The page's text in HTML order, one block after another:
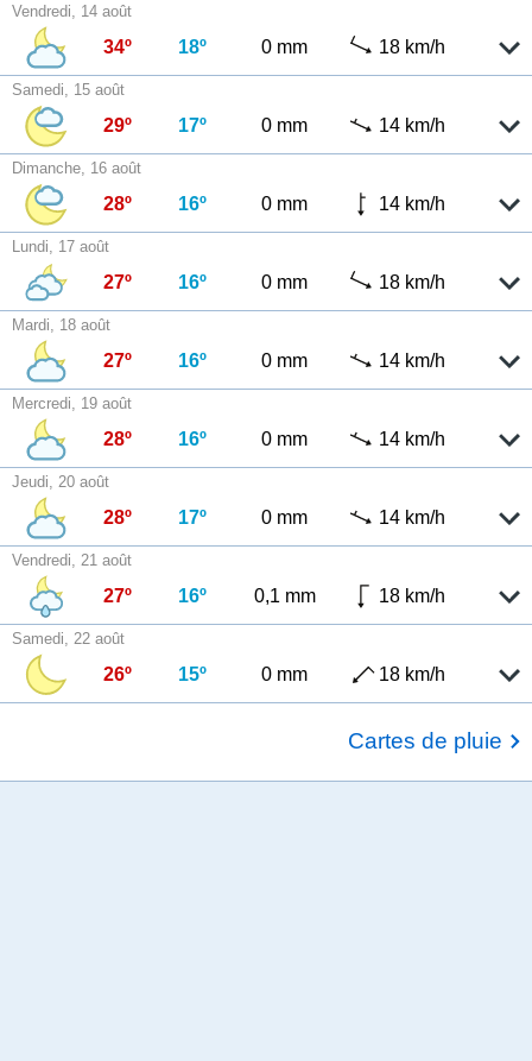
Vendredi, 14 août
34º 18º 0 mm 18 km/h
Samedi, 15 août
29º 17º 0 mm 14 km/h
Dimanche, 16 août
28º 16º 0 mm 14 km/h
Lundi, 17 août
27º 16º 0 mm 18 km/h
Mardi, 18 août
27º 16º 0 mm 14 km/h
Mercredi, 19 août
28º 16º 0 mm 14 km/h
Jeudi, 20 août
28º 17º 0 mm 14 km/h
Vendredi, 21 août
27º 16º 0,1 mm 18 km/h
Samedi, 22 août
26º 15º 0 mm 18 km/h
Cartes de pluie